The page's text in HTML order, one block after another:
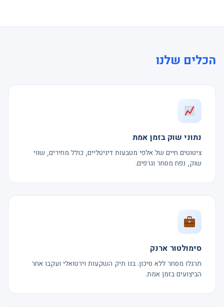
הכלים שלנו
נתוני שוק בזמן אמת
ציטוטים חיים של אלפי מטבעות דיגיטליים, כולל מחירים, שווי
שוק, נפח מסחר וגרפים.
סימולטור ארנק
תרגלו מסחר ללא סיכון. בנו תיק השקעות וירטואלי ועקבו אחר
הביצועים בזמן אמת.